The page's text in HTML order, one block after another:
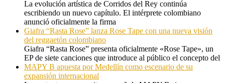
La evolución artística de Corridos del Rey continúa
escribiendo un nuevo capítulo. El intérprete colombiano
anunció oficialmente la firma
Giafra “Rasta Rose” lanza Rose Tape con una nueva visión
del reggaetón colombiano
Giafra “Rasta Rose” presenta oficialmente «Rose Tape», un
EP de siete canciones que introduce al público el concepto del
MAPY B apuesta por Medellín como escenario de su
expansión internacional